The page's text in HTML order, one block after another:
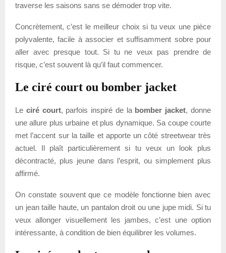
traverse les saisons sans se démoder trop vite.
Concrètement, c’est le meilleur choix si tu veux une pièce
polyvalente, facile à associer et suffisamment sobre pour
aller avec presque tout. Si tu ne veux pas prendre de
risque, c’est souvent là qu’il faut commencer.
Le ciré court ou bomber jacket
Le ciré court, parfois inspiré de la bomber jacket, donne
une allure plus urbaine et plus dynamique. Sa coupe courte
met l’accent sur la taille et apporte un côté streetwear très
actuel. Il plaît particulièrement si tu veux un look plus
décontracté, plus jeune dans l’esprit, ou simplement plus
affirmé.
On constate souvent que ce modèle fonctionne bien avec
un jean taille haute, un pantalon droit ou une jupe midi. Si tu
veux allonger visuellement les jambes, c’est une option
intéressante, à condition de bien équilibrer les volumes.